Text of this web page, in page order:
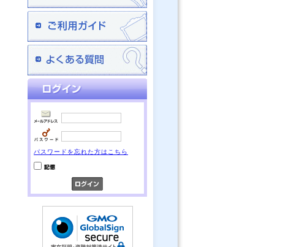
パスワードを忘れた方はこちら